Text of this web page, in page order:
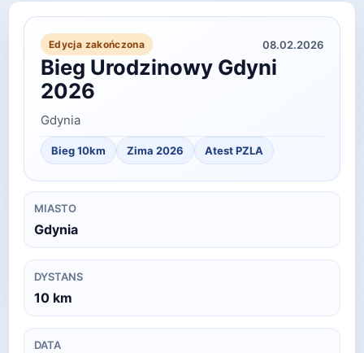
Edycja zakończona 08.02.2026
Bieg Urodzinowy Gdyni
2026
Gdynia
Bieg 10km Zima 2026 Atest PZLA
MIASTO
Gdynia
DYSTANS
10 km
DATA